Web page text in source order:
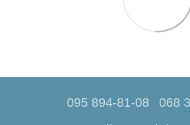
095 894-81-08 068